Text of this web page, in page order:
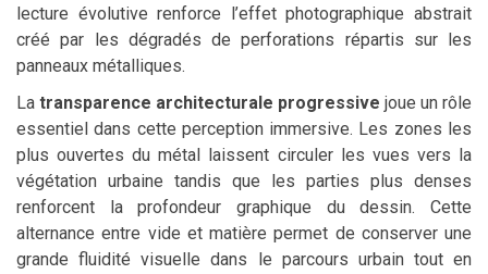
lecture évolutive renforce l’effet photographique abstrait
créé par les dégradés de perforations répartis sur les
panneaux métalliques.
La transparence architecturale progressive joue un rôle
essentiel dans cette perception immersive. Les zones les
plus ouvertes du métal laissent circuler les vues vers la
végétation urbaine tandis que les parties plus denses
renforcent la profondeur graphique du dessin. Cette
alternance entre vide et matière permet de conserver une
grande fluidité visuelle dans le parcours urbain tout en